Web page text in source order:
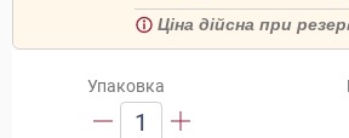
Ціна дійсна при
Упаковка
1